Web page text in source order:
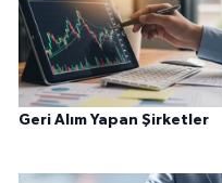
Geri Alım Yapan Şirketler